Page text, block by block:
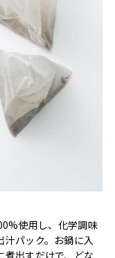
使用し、化学調味
パック。お鍋に入
煮出すだけで、どな